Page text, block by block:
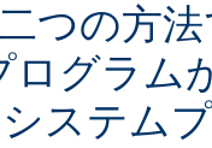
つの方
ログラム
ステム